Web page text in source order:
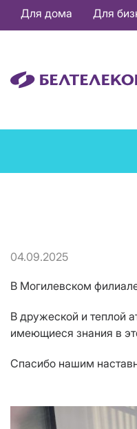
Основная
навигация
Для дома Для
04.09.2025
В Могилевском
В дружеской и теплой
имеющиеся знания в
Спасибо нашим